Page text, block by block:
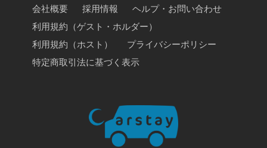
会社概要 採用情報
ヘルプ・お問い合わせ
利用規約（ゲスト・ホルダー）
利用規約（ホスト）
プライバシーポリシー
特定商取引法に基づく表示